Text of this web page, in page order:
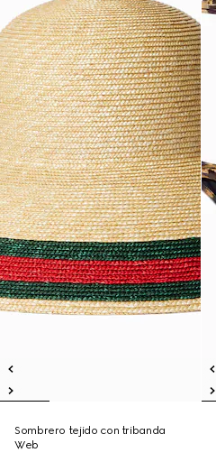
Sombrero tejido con tribanda
Web